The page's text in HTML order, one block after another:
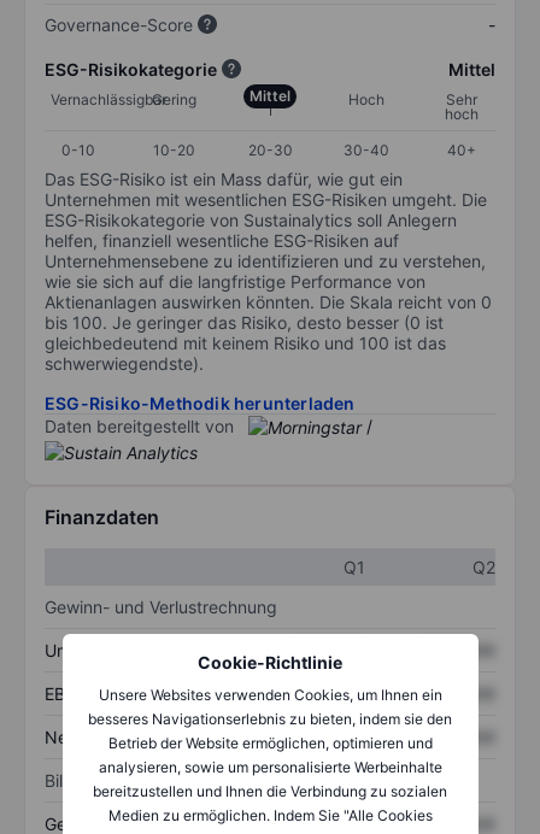
Cookie-Richtlinie
Unsere Websites verwenden Cookies, um Ihnen ein
besseres Navigationserlebnis zu bieten, indem sie den
Betrieb der Website ermöglichen, optimieren und
analysieren, sowie um personalisierte Werbeinhalte
bereitzustellen und Ihnen die Verbindung zu sozialen
Medien zu ermöglichen. Indem Sie "Alle Cookies
Governance-Score
-
ESG-Risikokategorie Mittel
VernachlässigbarGering Mittel Hoch
Sehr
hoch
0-10
10-20 20-30 30-40 40+
Das ESG-Risiko ist ein Mass dafür, wie gut ein
Unternehmen mit wesentlichen ESG-Risiken umgeht. Die
ESG-Risikokategorie von Sustainalytics soll Anlegern
helfen, finanziell wesentliche ESG-Risiken auf
Unternehmensebene zu identifizieren und zu verstehen,
wie sie sich auf die langfristige Performance von
Aktienanlagen auswirken könnten. Die Skala reicht von 0
bis 100. Je geringer das Risiko, desto besser (0 ist
gleichbedeutend mit keinem Risiko und 100 ist das
schwerwiegendste).
ESG-Risiko-Methodik herunterladen
Daten bereitgestellt von
/
Finanzdaten
Q1
Q2
Gewinn- und Verlustrechnung
Umsatz
EBITDA XXXXXXX XXXXXXX
Nettoeinkommen XXXXXXX XXXXXXX
Bilanz
Gesamtvermögen XXXXXXX XXXXXXX